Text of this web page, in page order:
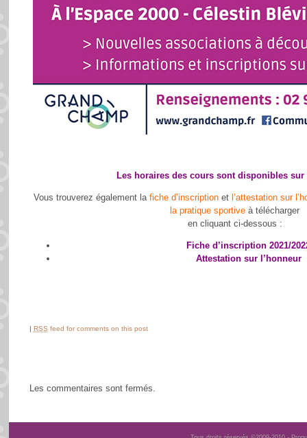
Les horaires des cours sont disponibles sur
Vous trouverez également la fiche d’inscription et l’attestation sur
la pratique sportive à télécharger
en cliquant ci-dessous :
Fiche d’inscription 2021/
Attestation sur l’honneur
| RSS feed for comments on this post
Les commentaires sont fermés.